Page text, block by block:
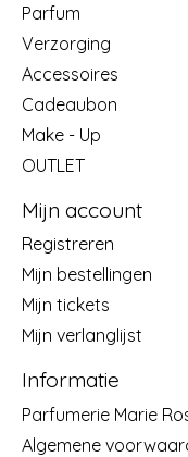
Parfum
Verzorging
Accessoires
Cadeaubon
Make - Up
OUTLET
Mijn account
Registreren
Mijn bestellingen
Mijn tickets
Mijn verlanglijst
Informatie
Parfumerie Marie
Algemene